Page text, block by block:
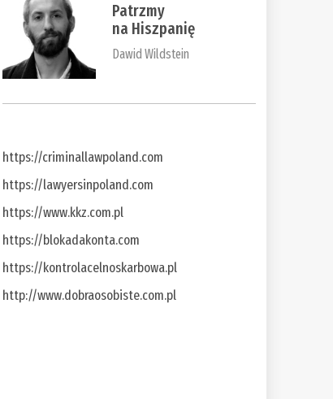
Patrzmy
na Hiszpanię
Dawid Wildstein
https://criminallawpoland.com
https://lawyersinpoland.com
https://www.kkz.com.pl
https://blokadakonta.com
https://kontrolacelnoskarbowa.pl
http://www.dobraosobiste.com.pl